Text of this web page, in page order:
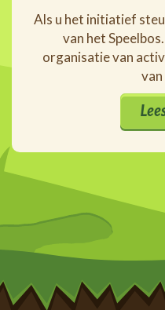
Als u het initiatief
van het
organisatie van
van